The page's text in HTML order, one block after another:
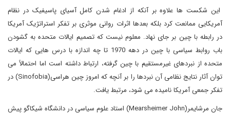
این شکست ها علاوه بر آنکه از ادغام شدن کامل آسیای پاسیفیک در نظام
آمریکایی ممانعت کرد بلکه بعدها اثرات روانی موثری بر تفکر استراتژیک آمریکا
در رابطه با چین بر جای نهاد. معلوم نیست که تصمیم ایالات متحده به گشودن
باب روابط سیاسی با چین در دهه 1970 تا چه اندازه با درس هایی که ایالات
متحده از نبردهای غیرمستقیم با چین گرفته، ارتباط داشته است اما احتمالاً می
توان آثار نتایج نظامی آن نبردها را بر آنچه که امروز چین هراسی(Sinofobia) در
تفکر جمعیآمریکا نامیده می شود، مرتبط یافت.
جان مرشایمر(John
Mearsheimer) استاد علوم سیاسی در دانشگاه شیکاگو پیش